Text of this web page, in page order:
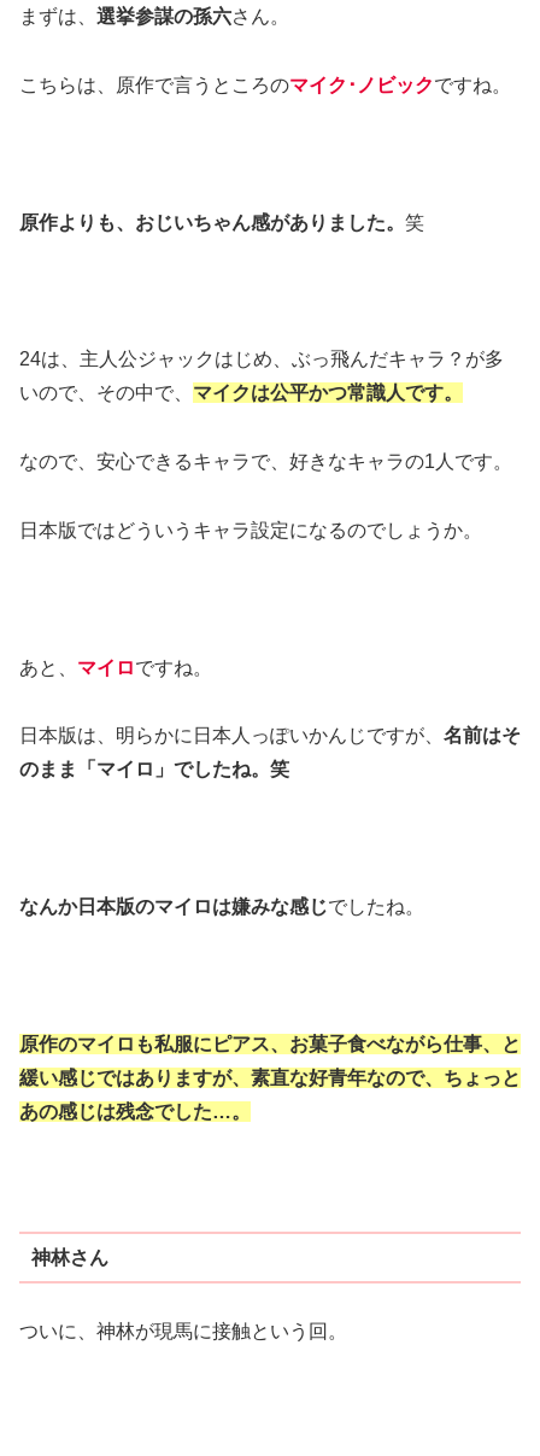
まずは、 選挙参謀の孫六さん。
こちらは、原作で言うところのマイク･ノビックですね。
原作よりも、おじいちゃん感がありました。 笑
24は、主人公ジャックはじめ、ぶっ飛んだキャラ？が多
いので、その中で、 マイクは公平かつ常識人です。
なので、安心できるキャラで、好きなキャラの1人です。
日本版ではどういうキャラ設定になるのでしょうか。
あと、 マイロですね。
日本版は、明らかに日本人っぽいかんじですが、 名前はそ
のまま「マイロ」でしたね。笑
なんか日本版のマイロは嫌みな感じでしたね。
原作のマイロも私服にピアス、お菓子食べながら仕事、と
緩い感じではありますが、素直な好青年なので、ちょっと
あの感じは残念でした…。
神林さん
ついに、神林が現馬に接触という回。